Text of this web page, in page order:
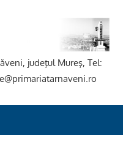
judeţul Mureş, Tel: